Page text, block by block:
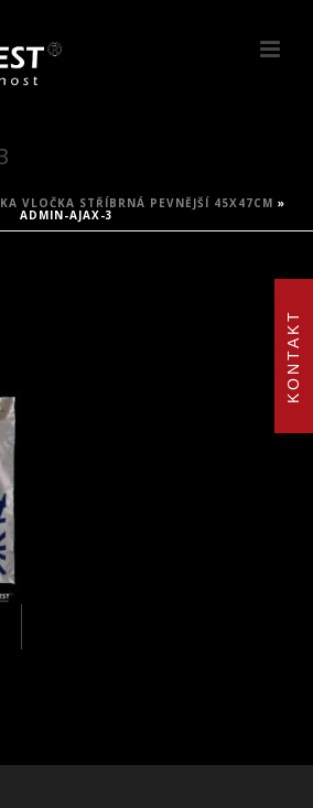
KONTAKT
VLOČKA STŘÍBRNÁ PEVNĚJŠÍ 45X47CM »
ADMIN-AJAX-3